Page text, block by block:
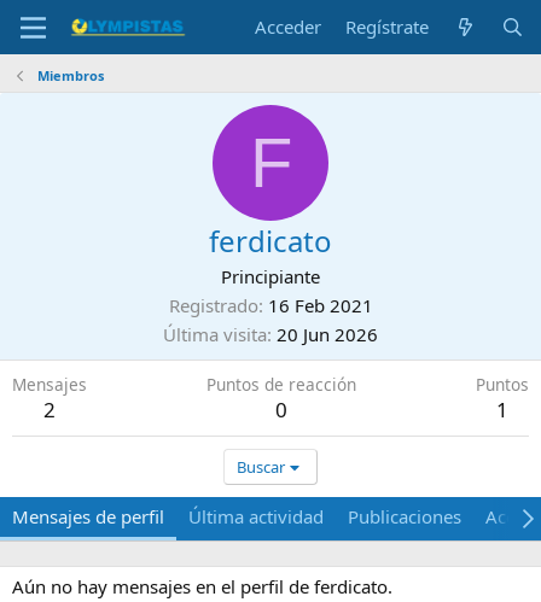
Acceder Regístrate
Miembros
F
ferdicato
Principiante
Registrado 16 Feb 2021
Última visita 20 Jun 2026
Mensajes
2
Puntos de reacción
0
Puntos
1
Buscar
Mensajes de perfil Última actividad Publicaciones Acerca
Aún no hay mensajes en el perfil de ferdicato.